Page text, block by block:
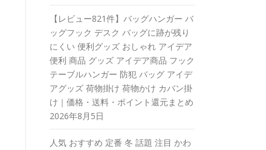
【レビュー821件】バッグハンガー バ
ッグフック デスク バッグに跡が残り
にくい 便利グッズ おしゃれ アイデア
便利 商品 グッズ アイデア商品 フック
テーブルハンガー 防犯 バッグ アイデ
アグッズ 荷物掛け 荷物かけ カバン掛
け｜価格・送料・ポイント還元まとめ
2026年8月5日
人気 おすすめ 定番 冬 話題 注目 かわ